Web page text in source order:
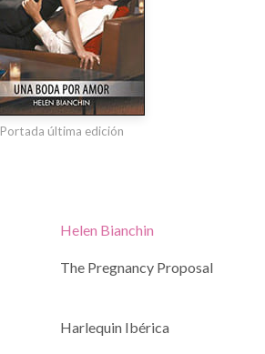
Helen Bianchin
The Pregnancy Proposal
Harlequin Ibérica
Portada última edición